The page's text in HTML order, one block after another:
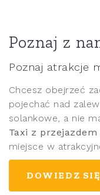
Poznaj z
Poznaj atrakcje
Chcesz obejrzeć
pojechać nad
solankowe, a nie
Taxi z przejazdem
miejsce w
DOWIEDZ